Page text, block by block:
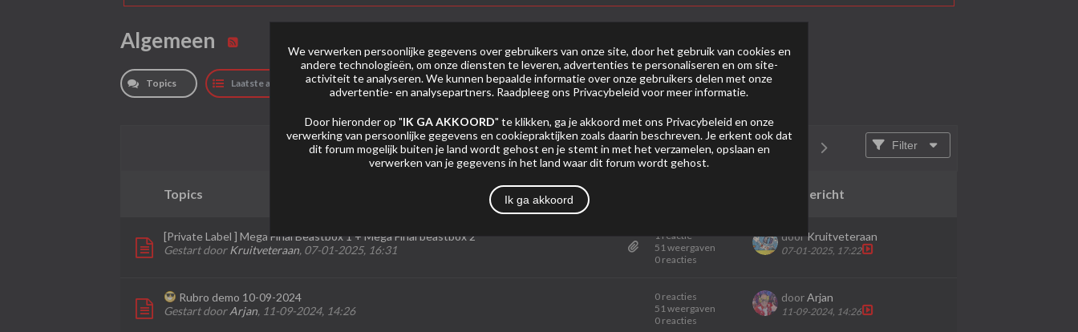
Algemeen
Topics Laatste activiteit Mijn Abonnementen Foto's
Pagina van Filter
Topics Laatste bericht
[Private Label ] Mega Final Beastbox 1 + Mega Final beastbox 2
Gestart doorKruitveteraan, 07-01-2025, 16:31
1 reactie
51 weergaven
0 reacties
doorKruitveteraan
07-01-2025, 17:22
Rubro demo 10-09-2024
Gestart doorArjan, 11-09-2024, 14:26
0 reacties
51 weergaven
0 reacties
doorArjan
11-09-2024, 14:26
We verwerken persoonlijke gegevens over gebruikers van onze site, door het gebruik van cookies en
andere technologieën, om onze diensten te leveren, advertenties te personaliseren en om site-
activiteit te analyseren. We kunnen bepaalde informatie over onze gebruikers delen met onze
advertentie- en analysepartners. Raadpleeg ons Privacybeleid voor meer informatie.
Door hieronder op "IK GA AKKOORD" te klikken, ga je akkoord met ons Privacybeleid en onze
verwerking van persoonlijke gegevens en cookiepraktijken zoals daarin beschreven. Je erkent ook dat
dit forum mogelijk buiten je land wordt gehost en je stemt in met het verzamelen, opslaan en
verwerken van je gegevens in het land waar dit forum wordt gehost.
Ik ga akkoord